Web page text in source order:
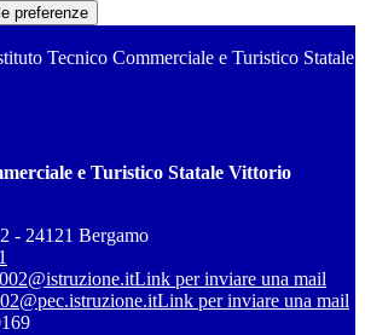
preferenze
Tecnico Commerciale e Turistico Statale
e Turistico Statale Vittorio
- 24121 Bergamo
Link per inviare una mail
Link per inviare una mail